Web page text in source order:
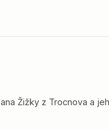
Žižky z Trocnova a